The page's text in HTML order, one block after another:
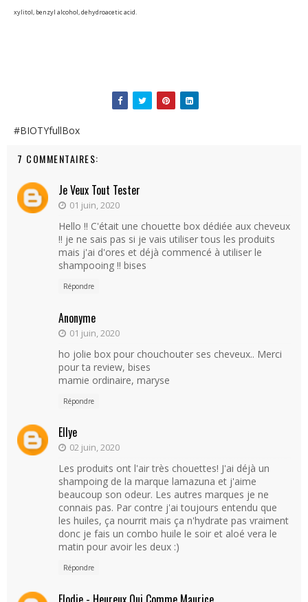
xylitol, benzyl alcohol, dehydroacetic acid.
#BIOTYfullBox
7 COMMENTAIRES:
Je Veux Tout Tester
01 juin, 2020
Hello !! C'était une chouette box dédiée aux cheveux
!! je ne sais pas si je vais utiliser tous les produits
mais j'ai d'ores et déjà commencé à utiliser le
shampooing !! bises
Répondre
Anonyme
01 juin, 2020
ho jolie box pour chouchouter ses cheveux.. Merci
pour ta review, bises
mamie ordinaire, maryse
Répondre
Ellye
02 juin, 2020
Les produits ont l'air très chouettes! J'ai déjà un
shampoing de la marque lamazuna et j'aime
beaucoup son odeur. Les autres marques je ne
connais pas. Par contre j'ai toujours entendu que
les huiles, ça nourrit mais ça n'hydrate pas vraiment
donc je fais un combo huile le soir et aloé vera le
matin pour avoir les deux :)
Répondre